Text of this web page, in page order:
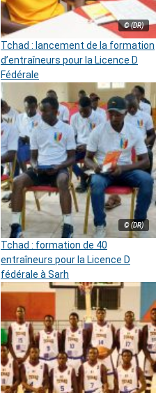
© (DR)
Tchad : lancement de la formation
d’entraîneurs pour la Licence D
Fédérale
© (DR)
Tchad : formation de 40
entraîneurs pour la Licence D
fédérale à Sarh